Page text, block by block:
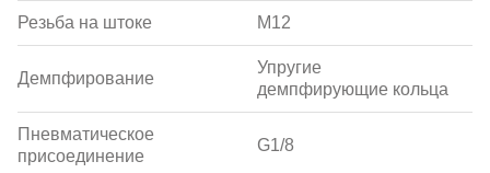
Резьба на штоке M12
Демпфирование
Упругие
демпфирующие кольца
Пневматическое
присоединение
G1/8